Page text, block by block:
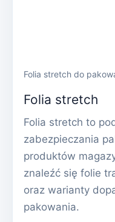
Folia stretch do
Folia stretch
Folia stretch to
zabezpieczania
produktów
znaleźć się folie
oraz warianty
pakowania.